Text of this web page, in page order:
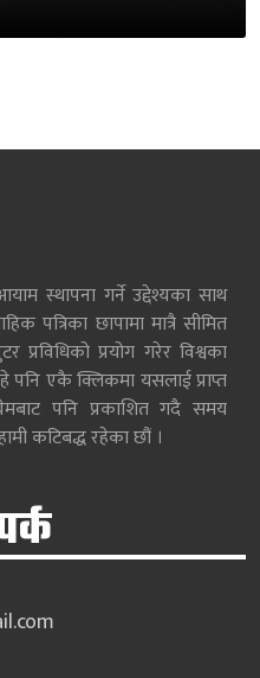
स्थापना गर्ने उद्देश्यका साथ
पत्रिका छापामा मात्रै सीमित
प्रविधिको प्रयोग गरेर विश्वका
एकै क्लिकमा यसलाई प्राप्त
पनि प्रकाशित गदै समय
कटिबद्ध रहेका छौं ।